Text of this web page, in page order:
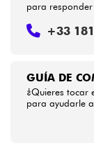
GUÍA DE
¿Quieres tocar
para ayudarle
para
+33